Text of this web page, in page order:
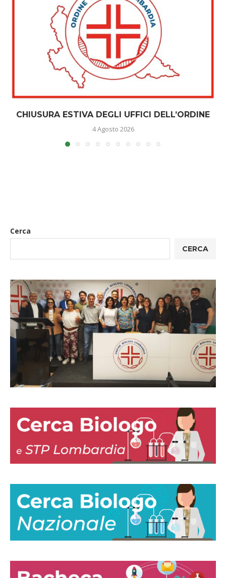
CHIUSURA ESTIVA DEGLI UFFICI DELL’ORDINE
4 Agosto 2026
Cerca
CERCA